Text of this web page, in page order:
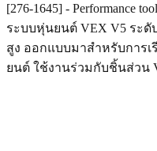
[276-1645] - Performance
ระบบหุ่นยนต์ VEX V5 ระ
สูง ออกแบบมาสำหรับการ
ยนต์ ใช้งานร่วมกับชิ้นส่วน